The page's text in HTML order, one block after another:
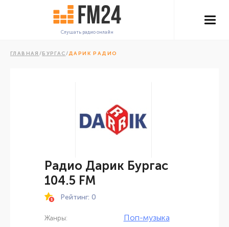
Слушать радио онлайн
ГЛАВНАЯ /БУРГАС/ДАРИК РАДИО
Радио Дарик Бургас
104.5 FM
Рейтинг: 0
Жанры: Поп-музыка